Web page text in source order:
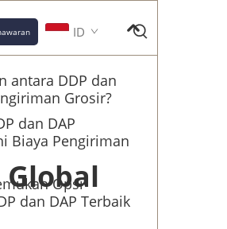
ID
antara DDP dan
Grosir?
dan DAP
Biaya Pengiriman
Opsi
dan DAP Terbaik